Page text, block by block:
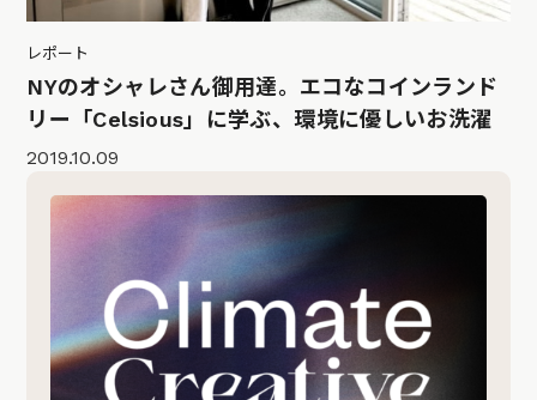
レポート
NYのオシャレさん御用達。エコなコインランド
リー「Celsious」に学ぶ、環境に優しいお洗濯
2019.10.09